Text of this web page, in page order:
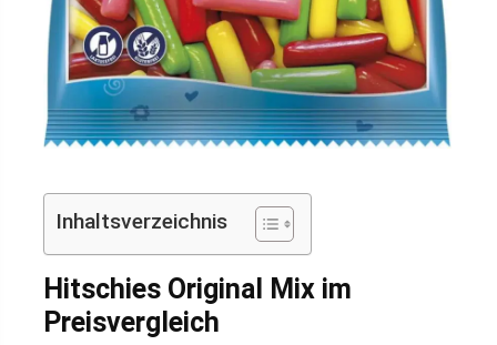
Inhaltsverzeichnis
Hitschies Original Mix im
Preisvergleich